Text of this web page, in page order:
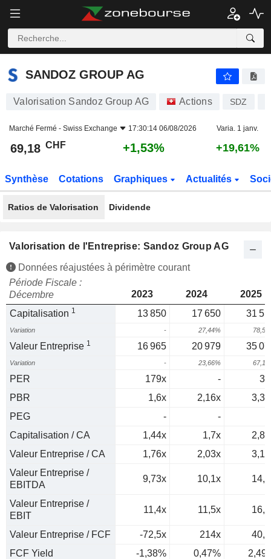
SANDOZ GROUP AG
SANDOZ GROUP AG
Valorisation Sandoz Group AG Actions SDZ
Marché Fermé - Swiss Exchange 17:30:14 06/08/2026 Varia. 1 janv.
69,18 CHF +1,53% +19,61%
Synthèse Cotations Graphiques Actualités
Ratios de Valorisation Dividende
Valorisation de l'Entreprise: Sandoz Group AG
Données réajustées à périmètre courant
Période Fiscale :
Décembre
2023 2024
2025
Capitalisation 1 13 850 17 650 31
Variation - 27,44%
Valeur Entreprise 1 16 965 20 979 35
Variation - 23,66%
PER 179x -
PBR
1,6x 2,16x
PEG
-
-
Capitalisation / CA
1,44x 1,7x
Valeur Entreprise / CA
1,76x 2,03x
Valeur Entreprise /
EBITDA
9,73x 10,1x
Valeur Entreprise /
EBIT
11,4x 11,5x
Valeur Entreprise / FCF -72,5x 214x
FCF Yield
-1,38% 0,47%